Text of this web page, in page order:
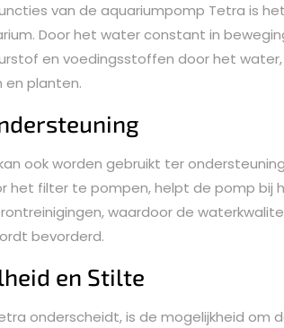
van de aquariumpomp Tetra is
Door het water constant in
en voedingsstoffen door het
en planten.
ook worden gebruikt ter
het filter te pompen, helpt de pomp bij
waardoor de
bevorderd.
en Stilte
onderscheidt, is de mogelijkheid om